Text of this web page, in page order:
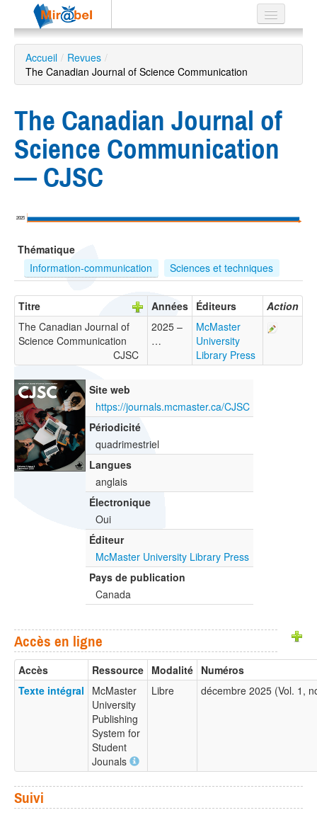
Le réseau
Soutien
Recherche
avancée
ES
?
Accueil / Revues /
The Canadian Journal of Science Communication
The Canadian Journal of
Science Communication
— CJSC
2025
Thématique
Information-communication
Sciences et techniques
Titre Années Éditeurs
Action
The Canadian Journal of
Science Communication
CJSC
2025 –
…
McMaster
University
Library Press
Site web
https://journals.mcmaster.ca/CJSC
Périodicité
quadrimestriel
Langues
anglais
Électronique
Oui
Éditeur
McMaster University Library Press
Pays de publication
Canada
Accès en ligne
Accès Ressource Modalité Numéros
Texte intégral
McMaster
University
Publishing
System for
Student
Jounals
Libre décembre 2025 (Vol. 1,
Suivi